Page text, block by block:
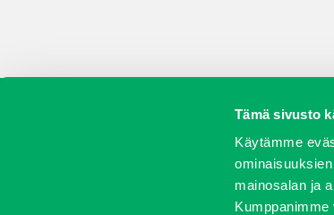
Tämä sivusto
Käytämme
mainosalan ja
Vaihtokoneet Kalusteet